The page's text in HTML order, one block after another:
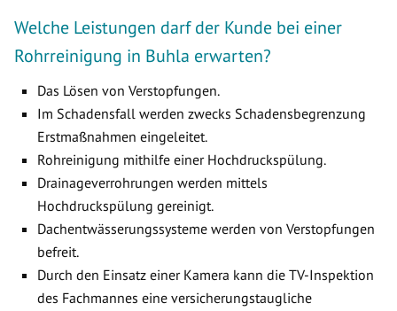
Welche Leistungen darf der Kunde bei einer
Rohrreinigung in Buhla erwarten?
Das Lösen von Verstopfungen.
Im Schadensfall werden zwecks Schadensbegrenzung
Erstmaßnahmen eingeleitet.
Rohreinigung mithilfe einer Hochdruckspülung.
Drainageverrohrungen werden mittels
Hochdruckspülung gereinigt.
Dachentwässerungssysteme werden von Verstopfungen
befreit.
Durch den Einsatz einer Kamera kann die TV-Inspektion
des Fachmannes eine versicherungstaugliche